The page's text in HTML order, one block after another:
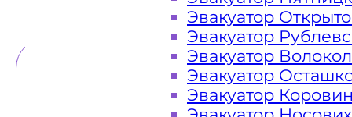
WHATSAPP
Эвакуатор
Эвакуатор
Эвакуатор
Эвакуатор
Эвакуатор